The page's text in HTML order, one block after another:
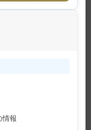
助けに出たの
の広いご信心に
歩お道を開いて
世界のいずれの
、いずこの地で
、「世界はわが
に奮い立って、
情報